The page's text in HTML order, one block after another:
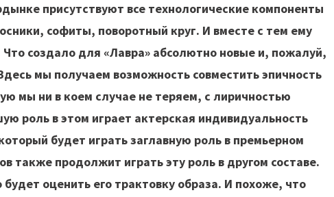
присутствуют все технологические компоненты
софиты, поворотный круг. И вместе с тем ему
создало для «Лавра» абсолютно новые и, пожалуй,
мы получаем возможность совместить эпичность
мы ни в коем случае не теряем, с лиричностью
роль в этом играет актерская индивидуальность
будет играть заглавную роль в премьерном
также продолжит играть эту роль в другом составе.
оценить его трактовку образа. И похоже, что